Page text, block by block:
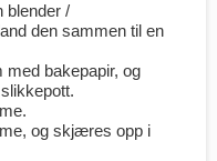
blender /
den sammen til en
med bakepapir, og
og skjæres opp i